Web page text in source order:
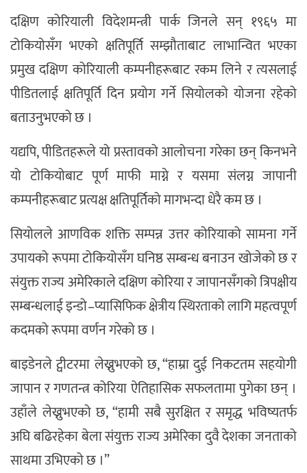
दक्षिण कोरियाली विदेशमन्त्री पार्क जिनले सन् १९६५ मा
टोकियोसँग भएको क्षतिपूर्ति सम्झौताबाट लाभान्वित भएका
प्रमुख दक्षिण कोरियाली कम्पनीहरूबाट रकम लिने र त्यसलाई
पीडितलाई क्षतिपूर्ति दिन प्रयोग गर्ने सियोलको योजना रहेको
बताउनुभएको छ ।
यद्यपि, पीडितहरूले यो प्रस्तावको आलोचना गरेका छन् किनभने
यो टोकियोबाट पूर्ण माफी माग्ने र यसमा संलग्न जापानी
कम्पनीहरूबाट प्रत्यक्ष क्षतिपूर्तिको मागभन्दा धेरै कम छ ।
सियोलले आणविक शक्ति सम्पन्न उत्तर कोरियाको सामना गर्ने
उपायको रूपमा टोकियोसँग घनिष्ठ सम्बन्ध बनाउन खोजेको छ र
संयुक्त राज्य अमेरिकाले दक्षिण कोरिया र जापानसँगको त्रिपक्षीय
सम्बन्धलाई इन्डो–प्यासिफिक क्षेत्रीय स्थिरताको लागि महत्वपूर्ण
कदमको रूपमा वर्णन गरेको छ ।
बाइडेनले ट्वीटरमा लेख्नुभएको छ, “हाम्रा दुई निकटतम सहयोगी
जापान र गणतन्त्र कोरिया ऐतिहासिक सफलतामा पुगेका छन् ।
उहाँले लेख्नुभएको छ, “हामी सबै सुरक्षित र समृद्ध भविष्यतर्फ
अघि बढिरहेका बेला संयुक्त राज्य अमेरिका दुवै देशका जनताको
साथमा उभिएको छ ।”